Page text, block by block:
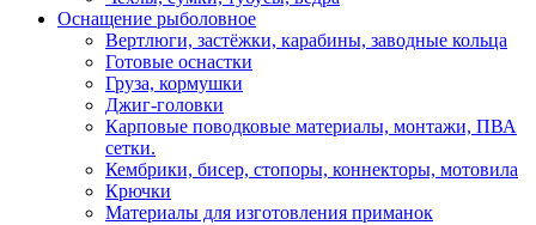
Оснащение рыболовное
Вертлюги, застёжки, карабины, заводные кольца
Готовые оснастки
Груза, кормушки
Джиг-головки
Карповые поводковые материалы, монтажи, ПВА
сетки.
Кембрики, бисер, стопоры, коннекторы, мотовила
Крючки
Материалы для изготовления приманок